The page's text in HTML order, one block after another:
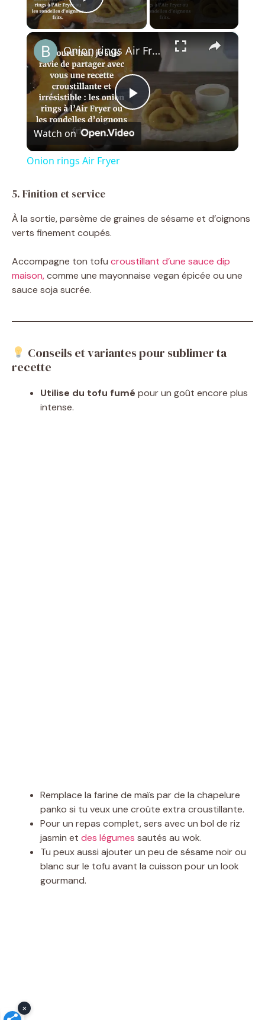
Play Video
×
P
l
y
d
e
o
Onion rings Air Fryer
Watch on
Onion rings Air Fryer
5. Finition et service
À la sortie, parsème de graines de sésame et d’oignons
verts finement coupés.
Accompagne ton tofu croustillant d’une sauce dip
maison,comme une mayonnaise vegan épicée ou une
sauce soja sucrée.
Conseils et variantes pour sublimer ta
recette
Utilise du tofu fumé pour un goût encore plus
intense.
Remplace la farine de maïs par de la chapelure
panko si tu veux une croûte extra croustillante.
Pour un repas complet, sers avec un bol de riz
jasmin et des légumes sautés au wok.
Tu peux aussi ajouter un peu de sésame noir ou
blanc sur le tofu avant la cuisson pour un look
gourmand.
×